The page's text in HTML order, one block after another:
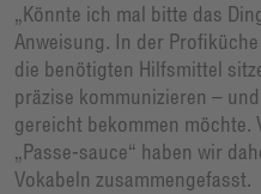
„Könnte ich mal bitte das
Anweisung. In der
die benötigten Hilfsmittel
präzise kommunizieren –
gereicht bekommen möchte.
„Passe-sauce“ haben wir
Vokabeln zusammengefasst.